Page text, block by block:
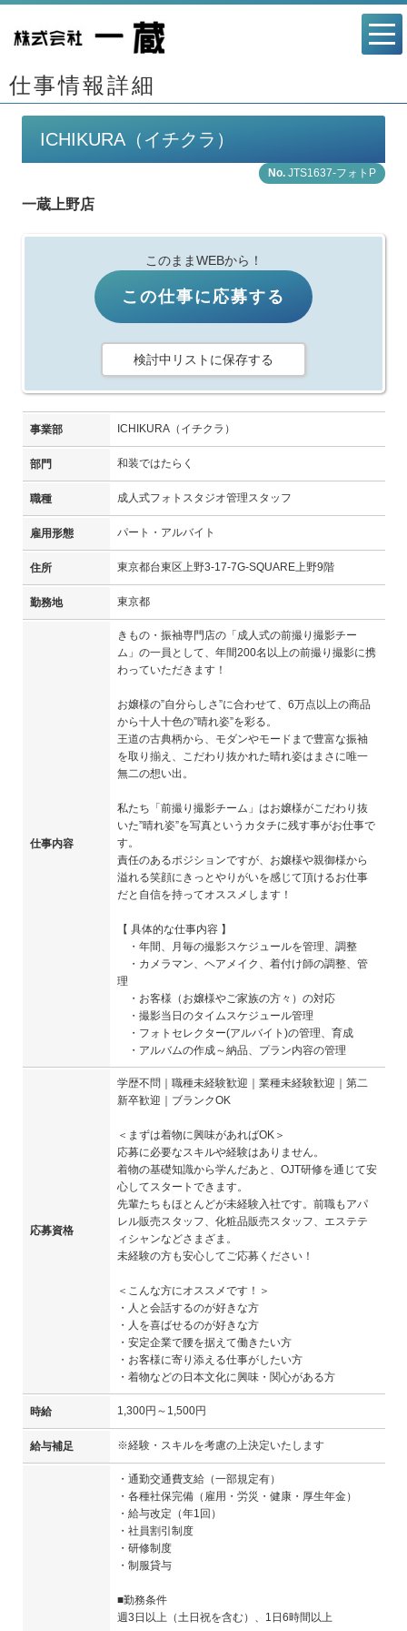
仕事情報詳細
ICHIKURA（イチクラ）
JTS1637-フォトP
一蔵上野店
このままWEBから！
この仕事に応募する
検討中リストに保存する
事業部 ICHIKURA（イチクラ）
部門 和装ではたらく
職種 成人式フォトスタジオ管理スタッフ
雇用形態 パート・アルバイト
住所 東京都台東区上野3-17-7G-SQUARE上野9階
勤務地 東京都
仕事内容
きもの・振袖専門店の「成人式の前撮り撮影チー
ム」の一員として、年間200名以上の前撮り撮影に携
わっていただきます！
お嬢様の”自分らしさ”に合わせて、6万点以上の商品
から十人十色の”晴れ姿”を彩る。
王道の古典柄から、モダンやモードまで豊富な振袖
を取り揃え、こだわり抜かれた晴れ姿はまさに唯一
無二の想い出。
私たち「前撮り撮影チーム」はお嬢様がこだわり抜
いた”晴れ姿”を写真というカタチに残す事がお仕事で
す。
責任のあるポジションですが、お嬢様や親御様から
溢れる笑顔にきっとやりがいを感じて頂けるお仕事
だと自信を持ってオススメします！
【 具体的な仕事内容 】
・年間、月毎の撮影スケジュールを管理、調整
・カメラマン、ヘアメイク、着付け師の調整、管
理
・お客様（お嬢様やご家族の方々）の対応
・撮影当日のタイムスケジュール管理
・フォトセレクター(アルバイト)の管理、育成
・アルバムの作成～納品、プラン内容の管理
応募資格
学歴不問｜職種未経験歓迎｜業種未経験歓迎｜第二
新卒歓迎｜ブランクOK
＜まずは着物に興味があればOK＞
応募に必要なスキルや経験はありません。
着物の基礎知識から学んだあと、OJT研修を通じて安
心してスタートできます。
先輩たちもほとんどが未経験入社です。前職もアパ
レル販売スタッフ、化粧品販売スタッフ、エステテ
ィシャンなどさまざま。
未経験の方も安心してご応募ください！
＜こんな方にオススメです！＞
・人と会話するのが好きな方
・人を喜ばせるのが好きな方
・安定企業で腰を据えて働きたい方
・お客様に寄り添える仕事がしたい方
・着物などの日本文化に興味・関心がある方
時給 1,300円～1,500円
給与補足 ※経験・スキルを考慮の上決定いたします
・通勤交通費支給（一部規定有）
・各種社保完備（雇用・労災・健康・厚生年金）
・給与改定（年1回）
・社員割引制度
・研修制度
・制服貸与
■勤務条件
週3日以上（土日祝を含む）、1日6時間以上